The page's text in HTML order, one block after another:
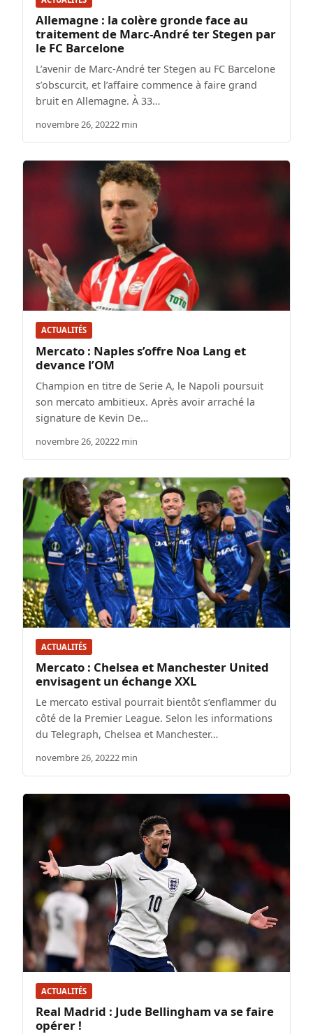
Allemagne : la colère gronde face au
traitement de Marc-André ter Stegen par
le FC Barcelone
L’avenir de Marc-André ter Stegen au FC Barcelone
s’obscurcit, et l’affaire commence à faire grand
bruit en Allemagne. À 33…
novembre 26, 20222 min
ACTUALITÉS
Mercato : Naples s’offre Noa Lang et
devance l’OM
Champion en titre de Serie A, le Napoli poursuit
son mercato ambitieux. Après avoir arraché la
signature de Kevin De…
novembre 26, 20222 min
ACTUALITÉS
Mercato : Chelsea et Manchester United
envisagent un échange XXL
Le mercato estival pourrait bientôt s’enflammer du
côté de la Premier League. Selon les informations
du Telegraph, Chelsea et Manchester…
novembre 26, 20222 min
ACTUALITÉS
Real Madrid : Jude Bellingham va se faire
opérer !